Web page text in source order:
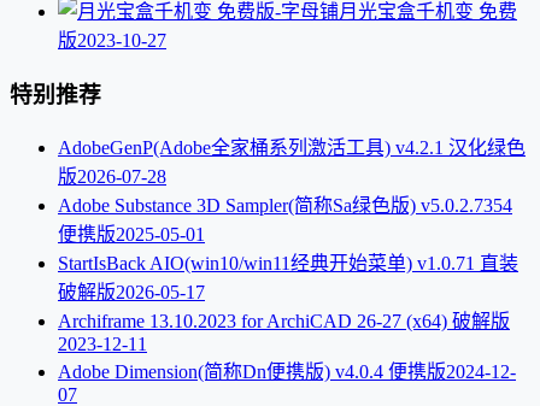
月光宝盒千机变 免费
版2023-10-27
特别推荐
AdobeGenP(Adobe全家桶系列激活工具) v4.2.1 汉化绿色
版2026-07-28
Adobe Substance 3D Sampler(简称Sa绿色版) v5.0.2.7354
便携版2025-05-01
StartIsBack AIO(win10/win11经典开始菜单) v1.0.71 直装
破解版2026-05-17
Archiframe 13.10.2023 for ArchiCAD 26-27 (x64) 破解版
2023-12-11
Adobe Dimension(简称Dn便携版) v4.0.4 便携版2024-12-
07